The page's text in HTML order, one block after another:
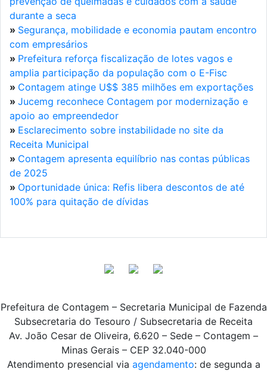
durante a seca
» Segurança, mobilidade e economia pautam encontro
com empresários
» Prefeitura reforça fiscalização de lotes vagos e
amplia participação da população com o E-Fisc
» Contagem atinge U$$ 385 milhões em exportações
» Jucemg reconhece Contagem por modernização e
apoio ao empreendedor
» Esclarecimento sobre instabilidade no site da
Receita Municipal
» Contagem apresenta equilíbrio nas contas públicas
de 2025
» Oportunidade única: Refis libera descontos de até
100% para quitação de dívidas
Prefeitura de Contagem – Secretaria Municipal de Fazenda
Subsecretaria do Tesouro / Subsecretaria de Receita
Av. João Cesar de Oliveira, 6.620 – Sede – Contagem –
Minas Gerais – CEP 32.040-000
Atendimento presencial via agendamento: de segunda a